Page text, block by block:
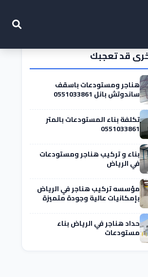
قد تعجبك
هناجر ومستودعات باسقف
ساندوتش بانل 0551033861
تكلفة بناء المستودعات بالمتر
0551033861
بناء و تركيب هناجر ومستودعات
في الرياض
مؤسسه تركيب هناجر في الرياض
بإمكانيات عالية وجودة متميزة
حداد هناجر في الرياض بناء
مستودعات